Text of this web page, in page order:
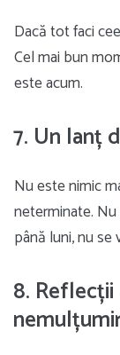
Dacă tot faci
Cel mai bun
este acum.
7. Un lanț
Nu este nimic
neterminate.
până luni, nu se
8.